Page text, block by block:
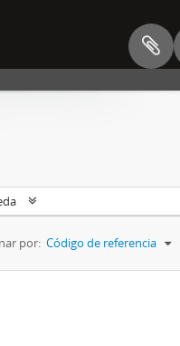
por: Código de referencia